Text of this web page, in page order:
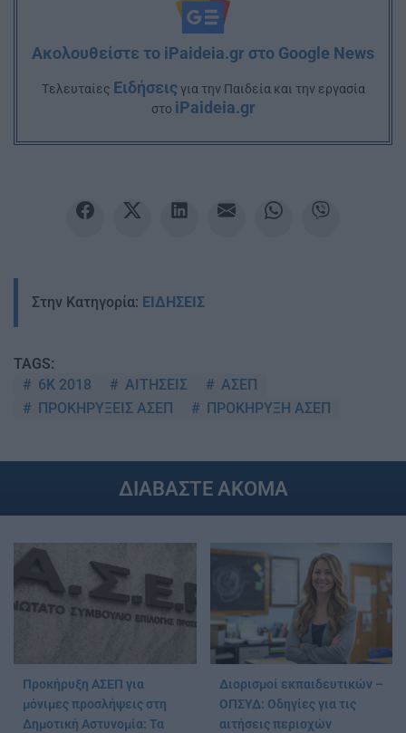
Ακολουθείστε το iPaideia.gr στο Google News
Tελευταίες Ειδήσειςγια την Παιδεία και την εργασία
στο iPaideia.gr
Στην Κατηγορία: ΕΙΔΗΣΕΙΣ
TAGS:
6Κ 2018
ΑΙΤΗΣΕΙΣ
ΑΣΕΠ
ΠΡΟΚΗΡΥΞΕΙΣ ΑΣΕΠ
ΠΡΟΚΗΡΥΞΗ ΑΣΕΠ
ΔΙΑΒΑΣΤΕ ΑΚΟΜΑ
Προκήρυξη ΑΣΕΠ για
μόνιμες προσλήψεις στη
Δημοτική Αστυνομία: Τα
Διορισμοί εκπαιδευτικών –
ΟΠΣΥΔ: Οδηγίες για τις
αιτήσεις περιοχών